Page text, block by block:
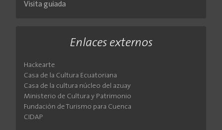
Visita guiada
Enlaces externos
Hackearte
Casa de la Cultura Ecuatoriana
Casa de la cultura núcleo del azuay
Ministerio de Cultura y Patrimonio
Fundación de Turismo para Cuenca
CIDAP